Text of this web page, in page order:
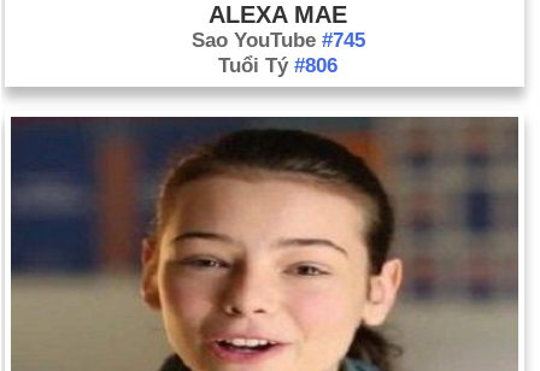
ALEXA MAE
Sao YouTube #745
Tuổi Tý #806